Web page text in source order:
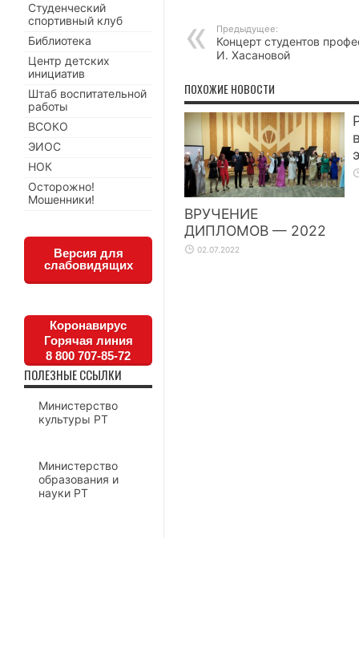
Предыдущее:
Концерт студентов
И. Хасановой
ПОХОЖИЕ НОВОСТИ
ВРУЧЕНИЕ
ДИПЛОМОВ — 2022
02.07.2022
Студенческий
спортивный клуб
Библиотека
Центр детских
инициатив
Штаб воспитательной
работы
ВСОКО
ЭИОС
НОК
Осторожно!
Мошенники!
Версия для
слабовидящих
Коронавирус
Горячая линия
8 800 707-85-72
ПОЛЕЗНЫЕ ССЫЛКИ
Министерство
культуры РТ
Министерство
образования и
науки РТ